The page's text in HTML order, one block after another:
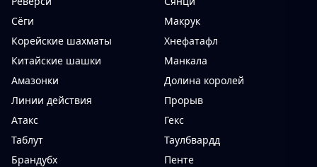
Сёги
Макрук
Корейские шахматы
Хнефатафл
Китайские шашки
Манкала
Амазонки
Долина королей
Линии действия
Прорыв
Атакс
Гекс
Таблут
Таулбвардд
Брандубх
Пенте